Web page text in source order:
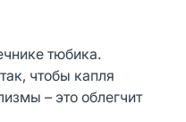
тюбика.
чтобы капля
– это облегчит